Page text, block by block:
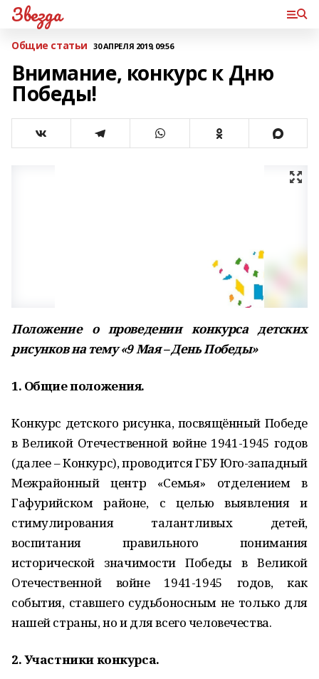
Звезда
Общие статьи 30 АПРЕЛЯ 2019, 09:56
Внимание, конкурс к Дню
Победы!
Положение о проведении конкурса детских
рисунков на тему «9 Мая – День Победы»
1. Общие положения.
Конкурс детского рисунка, посвящённый Победе
в Великой Отечественной войне 1941-1945 годов
(далее – Конкурс), проводится ГБУ Юго-западный
Межрайонный центр «Семья» отделением в
Гафурийском районе, с целью выявления и
стимулирования талантливых детей,
воспитания правильного понимания
исторической значимости Победы в Великой
Отечественной войне 1941-1945 годов, как
события, ставшего судьбоносным не только для
нашей страны, но и для всего человечества.
2. Участники конкурса.